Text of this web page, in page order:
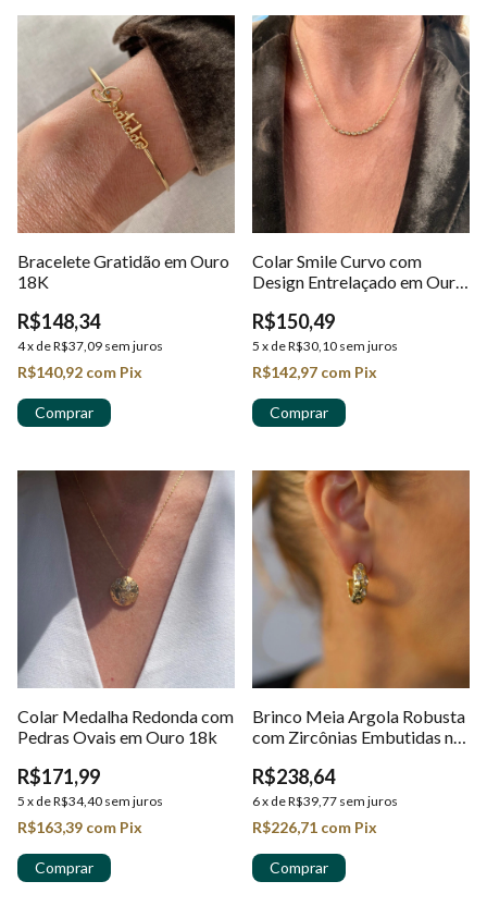
Bracelete Gratidão em Ouro
18K
R$148,34
4x deR$37,09 sem juros
R$140,92 com Pix
Colar Smile Curvo com
Design Entrelaçado em Ouro
R$150,49
5 x deR$30,10 sem juros
R$142,97 com Pix
Colar Medalha Redonda com
Pedras Ovais em Ouro 18k
R$171,99
5 x deR$34,40 sem juros
R$163,39 com Pix
Brinco Meia Argola Robusta
com Zircônias Embutidas no
R$238,64
6x deR$39,77 sem juros
R$226,71 com Pix